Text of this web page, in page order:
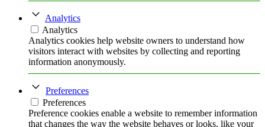
Analytics
Analytics
Analytics cookies help website owners to understand how
visitors interact with websites by collecting and reporting
information anonymously.
Preferences
Preferences
Preference cookies enable a website to remember information
that changes the way the website behaves or looks, like your